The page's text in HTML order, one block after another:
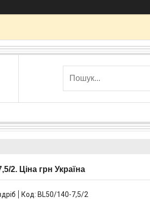
2. Ціна грн Україна
Код: BL50/140-7,5/2